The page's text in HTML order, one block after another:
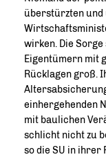
überstürzten und
wirken. Die
Eigentümern mit
Rücklagen groß.
einhergehenden
mit baulichen
schlicht nicht zu
so die SU in ihrer